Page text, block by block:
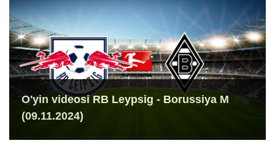
O'yin videosi RB Leypsig - Borussiya M
(09.11.2024)